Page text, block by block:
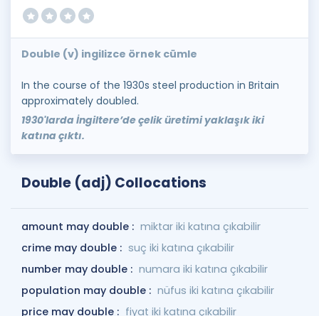
Double (v) ingilizce örnek cümle
In the course of the 1930s steel production in Britain
approximately doubled.
1930'larda İngiltere’de çelik üretimi yaklaşık iki
katına çıktı.
Double (adj) Collocations
amount may double : miktar iki katına çıkabilir
crime may double : suç iki katına çıkabilir
number may double : numara iki katına çıkabilir
population may double : nüfus iki katına çıkabilir
price may double : fiyat iki katına çıkabilir